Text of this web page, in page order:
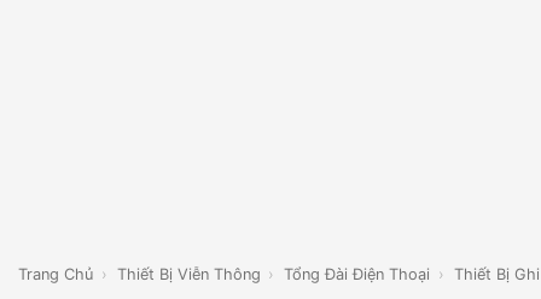
Trang Chủ › Thiết Bị Viễn Thông › Tổng Đài Điện Thoại › Thiết Bị